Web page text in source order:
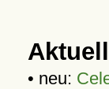
• neu: